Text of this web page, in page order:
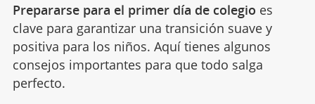
Prepararse para el primer día de colegio es
clave para garantizar una transición suave y
positiva para los niños. Aquí tienes algunos
consejos importantes para que todo salga
perfecto.